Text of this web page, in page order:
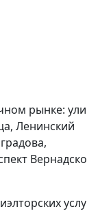
рынке:
Ленинский